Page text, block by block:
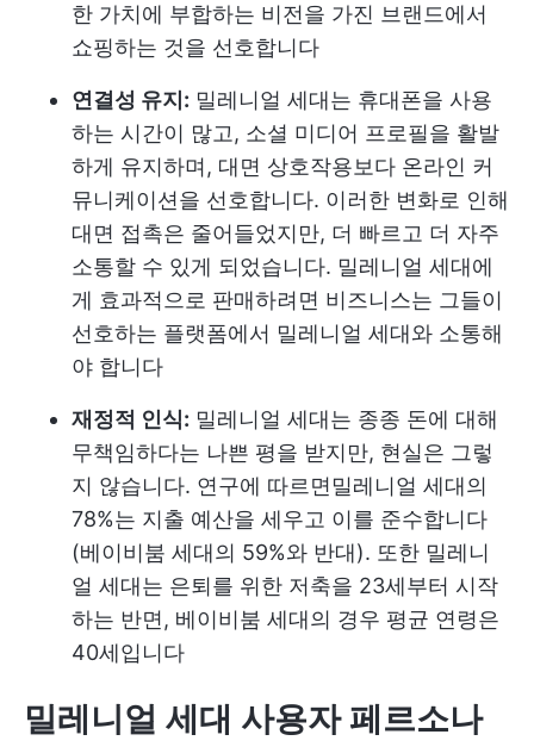
한 가치에 부합하는 비전을 가진 브랜드에서
쇼핑하는 것을 선호합니다
연결성 유지: 밀레니얼 세대는 휴대폰을 사용
하는 시간이 많고, 소셜 미디어 프로필을 활발
하게 유지하며, 대면 상호작용보다 온라인 커
뮤니케이션을 선호합니다. 이러한 변화로 인해
대면 접촉은 줄어들었지만, 더 빠르고 더 자주
소통할 수 있게 되었습니다. 밀레니얼 세대에
게 효과적으로 판매하려면 비즈니스는 그들이
선호하는 플랫폼에서 밀레니얼 세대와 소통해
야 합니다
재정적 인식: 밀레니얼 세대는 종종 돈에 대해
무책임하다는 나쁜 평을 받지만, 현실은 그렇
지 않습니다. 연구에 따르면 밀레니얼 세대의
78%는 지출 예산을 세우고 이를 준수합니다
(베이비붐 세대의 59%와 반대). 또한 밀레니
얼 세대는 은퇴를 위한 저축을 23세부터 시작
하는 반면, 베이비붐 세대의 경우 평균 연령은
40세입니다
밀레니얼 세대 사용자 페르소나